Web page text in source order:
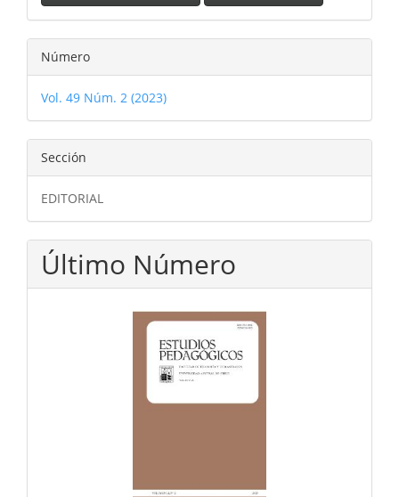
Número
Vol. 49 Núm. 2 (2023)
Sección
EDITORIAL
Último Número